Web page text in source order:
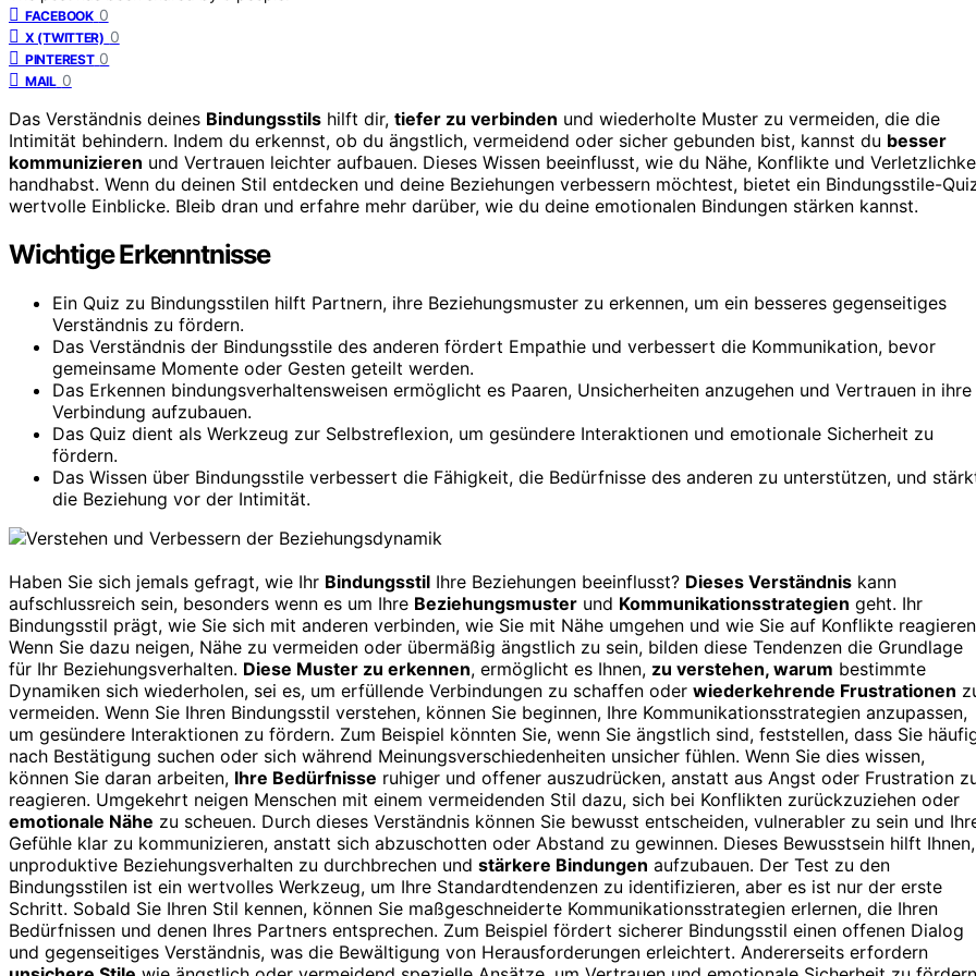
FACEBOOK 0
X (TWITTER) 0
PINTEREST 0
MAIL 0
Das Verständnis deines Bindungsstils hilft dir, tiefer zu verbinden und wiederholte Muster zu vermeiden, die die
Intimität behindern. Indem du erkennst, ob du ängstlich, vermeidend oder sicher gebunden bist, kannst du besser
kommunizieren und Vertrauen leichter aufbauen. Dieses Wissen beeinflusst, wie du Nähe, Konflikte und
handhabst. Wenn du deinen Stil entdecken und deine Beziehungen verbessern möchtest, bietet ein Bindungsstile-
wertvolle Einblicke. Bleib dran und erfahre mehr darüber, wie du deine emotionalen Bindungen stärken kannst.
Wichtige Erkenntnisse
Ein Quiz zu Bindungsstilen hilft Partnern, ihre Beziehungsmuster zu erkennen, um ein besseres gegenseitiges
Verständnis zu fördern.
Das Verständnis der Bindungsstile des anderen fördert Empathie und verbessert die Kommunikation, bevor
gemeinsame Momente oder Gesten geteilt werden.
Das Erkennen bindungsverhaltensweisen ermöglicht es Paaren, Unsicherheiten anzugehen und Vertrauen in ihre
Verbindung aufzubauen.
Das Quiz dient als Werkzeug zur Selbstreflexion, um gesündere Interaktionen und emotionale Sicherheit zu
fördern.
Das Wissen über Bindungsstile verbessert die Fähigkeit, die Bedürfnisse des anderen zu unterstützen, und
die Beziehung vor der Intimität.
Haben Sie sich jemals gefragt, wie Ihr Bindungsstil Ihre Beziehungen beeinflusst? Dieses Verständnis kann
aufschlussreich sein, besonders wenn es um Ihre Beziehungsmuster und Kommunikationsstrategien geht. Ihr
Bindungsstil prägt, wie Sie sich mit anderen verbinden, wie Sie mit Nähe umgehen und wie Sie auf Konflikte
Wenn Sie dazu neigen, Nähe zu vermeiden oder übermäßig ängstlich zu sein, bilden diese Tendenzen die Grundlage
für Ihr Beziehungsverhalten. Diese Muster zu erkennen, ermöglicht es Ihnen, zu verstehen, warum bestimmte
Dynamiken sich wiederholen, sei es, um erfüllende Verbindungen zu schaffen oder wiederkehrende Frustrationen
vermeiden. Wenn Sie Ihren Bindungsstil verstehen, können Sie beginnen, Ihre Kommunikationsstrategien anzupassen,
um gesündere Interaktionen zu fördern. Zum Beispiel könnten Sie, wenn Sie ängstlich sind, feststellen, dass Sie
nach Bestätigung suchen oder sich während Meinungsverschiedenheiten unsicher fühlen. Wenn Sie dies wissen,
können Sie daran arbeiten, Ihre Bedürfnisse ruhiger und offener auszudrücken, anstatt aus Angst oder Frustration
reagieren. Umgekehrt neigen Menschen mit einem vermeidenden Stil dazu, sich bei Konflikten zurückzuziehen oder
emotionale Nähe zu scheuen. Durch dieses Verständnis können Sie bewusst entscheiden, vulnerabler zu sein und
Gefühle klar zu kommunizieren, anstatt sich abzuschotten oder Abstand zu gewinnen. Dieses Bewusstsein hilft Ihnen,
unproduktive Beziehungsverhalten zu durchbrechen und stärkere Bindungen aufzubauen. Der Test zu den
Bindungsstilen ist ein wertvolles Werkzeug, um Ihre Standardtendenzen zu identifizieren, aber es ist nur der erste
Schritt. Sobald Sie Ihren Stil kennen, können Sie maßgeschneiderte Kommunikationsstrategien erlernen, die Ihren
Bedürfnissen und denen Ihres Partners entsprechen. Zum Beispiel fördert sicherer Bindungsstil einen offenen Dialog
und gegenseitiges Verständnis, was die Bewältigung von Herausforderungen erleichtert. Andererseits erfordern